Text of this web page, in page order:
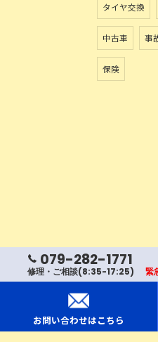
タイヤ交換
中古車 事
保険
079-282-1771
修理・ご相談(8:35-17:25) 緊
お問い合わせはこちら